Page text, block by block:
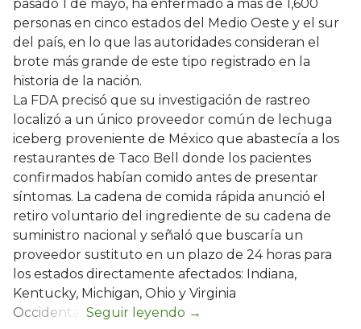
pasado 1 de mayo, ha enfermado a más de 1,600
personas en cinco estados del Medio Oeste y el sur
del país, en lo que las autoridades consideran el
brote más grande de este tipo registrado en la
historia de la nación.
La FDA precisó que su investigación de rastreo
localizó a un único proveedor común de lechuga
iceberg proveniente de México que abastecía a los
restaurantes de Taco Bell donde los pacientes
confirmados habían comido antes de presentar
síntomas. La cadena de comida rápida anunció el
retiro voluntario del ingrediente de su cadena de
suministro nacional y señaló que buscaría un
proveedor sustituto en un plazo de 24 horas para
los estados directamente afectados: Indiana,
Kentucky, Michigan, Ohio y Virginia
Occidental.